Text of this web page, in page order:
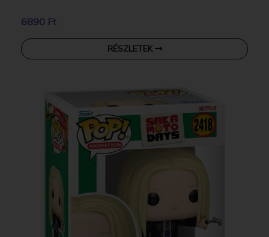
6890 Ft
RÉSZLETEK